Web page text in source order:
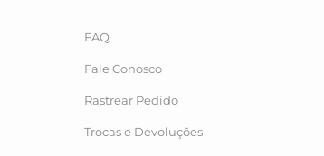
FAQ
Fale Conosco
Rastrear Pedido
Trocas e Devoluções